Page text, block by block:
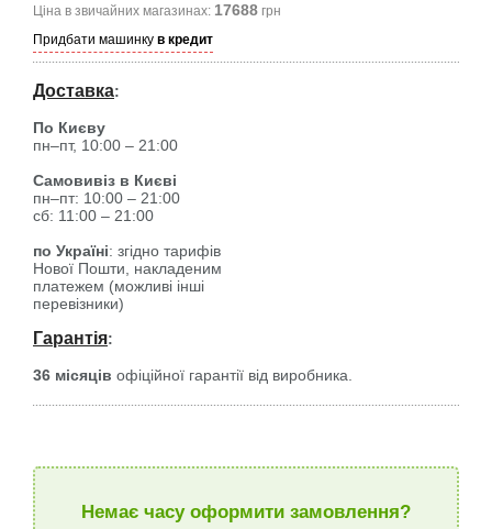
Ціна в звичайних магазинах: 17688 грн
Придбати машинку в кредит
Доставка:
По Києву
пн–пт, 10:00 – 21:00
Самовивіз в Києві
пн–пт: 10:00 – 21:00
сб: 11:00 – 21:00
по Україні: згідно тарифів
Нової Пошти, накладеним
платежем (можливі інші
перевізники)
Гарантія:
36 місяців офіційної гарантії від виробника.
Немає часу оформити замовлення?